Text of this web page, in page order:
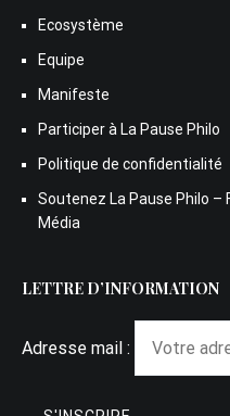
Ecosystème
Equipe
Manifeste
Participer à La Pause Philo
Politique de confidentialité
Soutenez La Pause Philo –
Média
LETTRE D’INFORMATION
Adresse mail :